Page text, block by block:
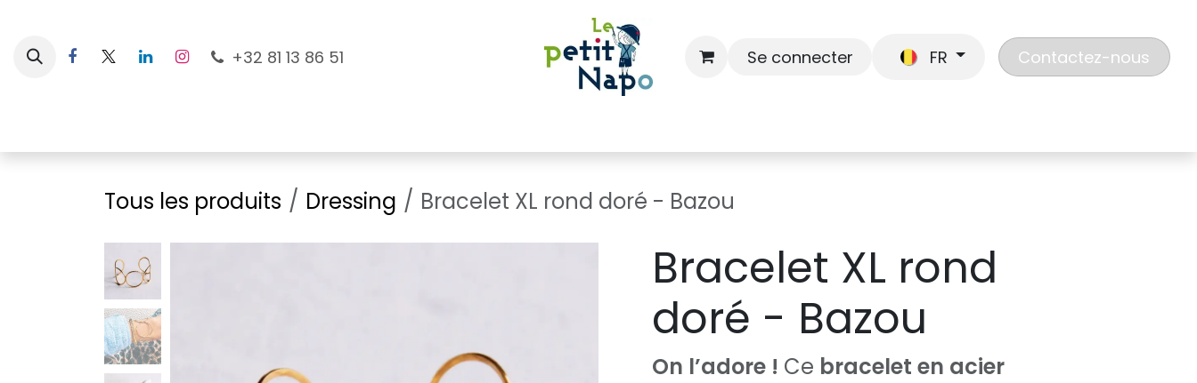
+32 81 13 86 51 Se connecter FR Contactez-nous
Tous les produits Dressing Bracelet XL rond doré - Bazou
Bracelet XL rond
doré - Bazou
On l’adore ! Ce bracelet en acier